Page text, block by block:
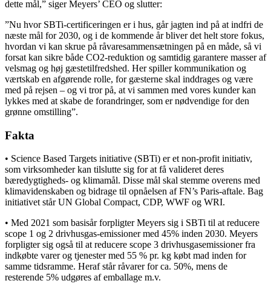
dette mål,” siger Meyers’ CEO og slutter:
”Nu hvor SBTi-certificeringen er i hus, går jagten ind på at indfri de
næste mål for 2030, og i de kommende år bliver det helt store fokus,
hvordan vi kan skrue på råvaresammensætningen på en måde, så vi
forsat kan sikre både CO2-reduktion og samtidig garantere masser af
velsmag og høj gæstetilfredshed. Her spiller kommunikation og
værtskab en afgørende rolle, for gæsterne skal inddrages og være
med på rejsen – og vi tror på, at vi sammen med vores kunder kan
lykkes med at skabe de forandringer, som er nødvendige for den
grønne omstilling”.
Fakta
• Science Based Targets initiative (SBTi) er et non-profit initiativ,
som virksomheder kan tilslutte sig for at få valideret deres
bæredygtigheds- og klimamål. Disse mål skal stemme overens med
klimavidenskaben og bidrage til opnåelsen af FN’s Paris-aftale. Bag
initiativet står UN Global Compact, CDP, WWF og WRI.
• Med 2021 som basisår forpligter Meyers sig i SBTi til at reducere
scope 1 og 2 drivhusgas-emissioner med 45% inden 2030. Meyers
forpligter sig også til at reducere scope 3 drivhusgasemissioner fra
indkøbte varer og tjenester med 55 % pr. kg købt mad inden for
samme tidsramme. Heraf står råvarer for ca. 50%, mens de
resterende 5% udgøres af emballage m.v.